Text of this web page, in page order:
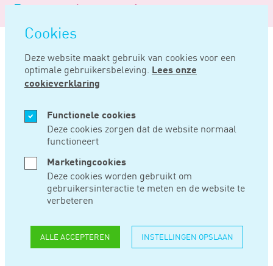
overslaan
Cookies
Deze website maakt gebruik van cookies voor een
optimale gebruikersbeleving. Lees onze
cookieverklaring
Functionele cookies
Deze cookies zorgen dat de website normaal
functioneert
Marketingcookies
Deze cookies worden gebruikt om
gebruikersinteractie te meten en de website te
verbeteren
ALLE ACCEPTEREN INSTELLINGEN OPSLAAN
Logo
Noord
Negentig
Home Nieuws
JUN 16, 2017
EEN OP DRIE
ZZP’ERS HEEFT
PARTNER MET
VASTE BAAN